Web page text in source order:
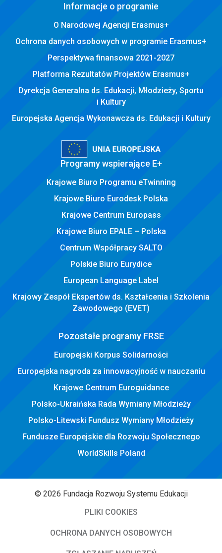
Informacje o programie
O Narodowej Agencji Erasmus+
Ochrona danych osobowych w programie Erasmus+
Perspektywa finansowa 2021-2027
Platforma Rezultatów Projektów Erasmus+
Dyrekcja Generalna ds. Edukacji, Młodzieży, Sportu
i Kultury
Europejska Agencja Wykonawcza ds. Edukacji i Kultury
Programy wspierające E+
Krajowe Biuro Programu eTwinning
Krajowe Biuro Eurodesk Polska
Krajowe Centrum Europass
Krajowe Biuro EPALE – Polska
Centrum Współpracy SALTO
Polskie Biuro Eurydice
European Language Label
Krajowy Zespół Ekspertów ds. Kształcenia i Szkolenia
Zawodowego (EVET)
Pozostałe programy FRSE
Europejski Korpus Solidarności
Europejska nagroda za innowacyjność w nauczaniu
Krajowe Centrum Euroguidance
Polsko-Ukraińska Rada Wymiany Młodzieży
Polsko-Litewski Fundusz Wymiany Młodzieży
Fundusze Europejskie dla Rozwoju Społecznego
WorldSkills Poland
© 2026 Fundacja Rozwoju Systemu Edukacji
PLIKI COOKIES
OCHRONA DANYCH OSOBOWYCH